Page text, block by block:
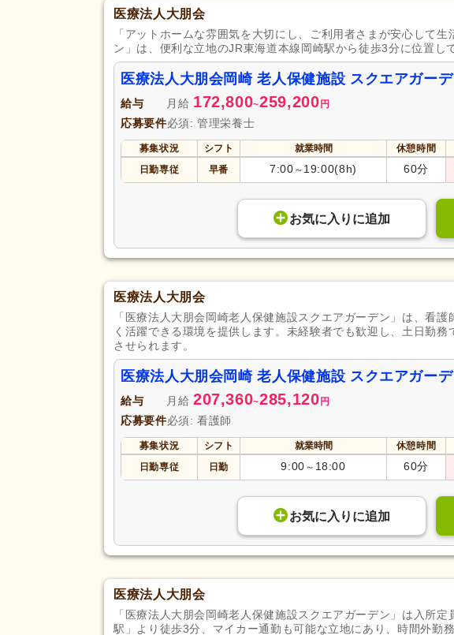
医療法人大朋会
「アットホームな雰囲気を大切にし、ご利用者さまが安心して
ン」は、便利な立地のJR東海道本線岡崎駅から徒歩3分に位置し
医療法人大朋会岡崎 老人保健施設 スクエアガー
給与 月給 172,800~259,200 円
応募要件必須: 管理栄養士
募集状況 シフト 就業時間 休憩時間
日勤専従
早番 7:00 ～ 19:00(8h) 60分
お気に入り に追加
医療法人大朋会
「医療法人大朋会岡崎老人保健施設スクエアガーデン」は、看
く活躍できる環境を提供します。未経験者でも歓迎し、土日勤
させられます。
医療法人大朋会岡崎 老人保健施設 スクエアガー
給与 月給 207,360~285,120 円
応募要件必須: 看護師
募集状況 シフト 就業時間 休憩時間
日勤専従
日勤 9:00 ～ 18:00 60分
お気に入り に追加
医療法人大朋会
「医療法人大朋会岡崎老人保健施設スクエアガーデン」は入所
駅」より徒歩3分、マイカー通勤も可能な立地にあり、時間外勤